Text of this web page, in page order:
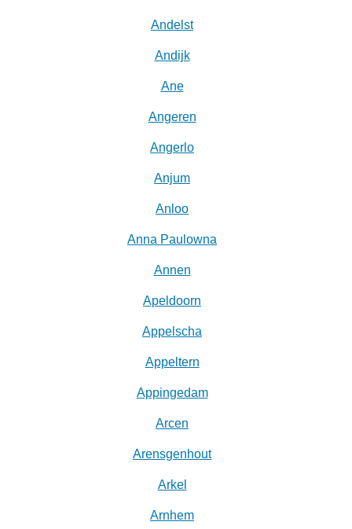
Andelst
Andijk
Ane
Angeren
Angerlo
Anjum
Anloo
Anna Paulowna
Annen
Apeldoorn
Appelscha
Appeltern
Appingedam
Arcen
Arensgenhout
Arkel
Arnhem